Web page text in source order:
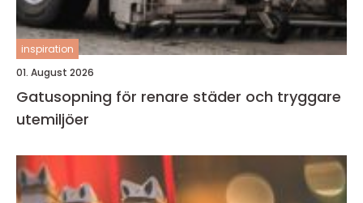
inspiration
01. August 2026
Gatusopning för renare städer och tryggare
utemiljöer